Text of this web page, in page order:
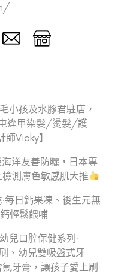
小孩及水豚君駐店，
屯逢甲染髮/燙髮/護
Vicky】
海洋友善防曬，日本專
測膚色敏感肌大推
每日鈣果凍、後生元無
輕鬆餵哺
兒口腔保健系列‧
、幼兒雙吸盤式牙
牙膏，讓孩子愛上刷